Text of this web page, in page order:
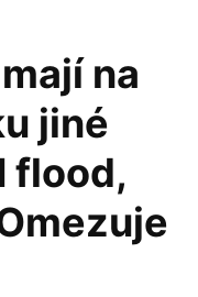
na
jiné
flood,